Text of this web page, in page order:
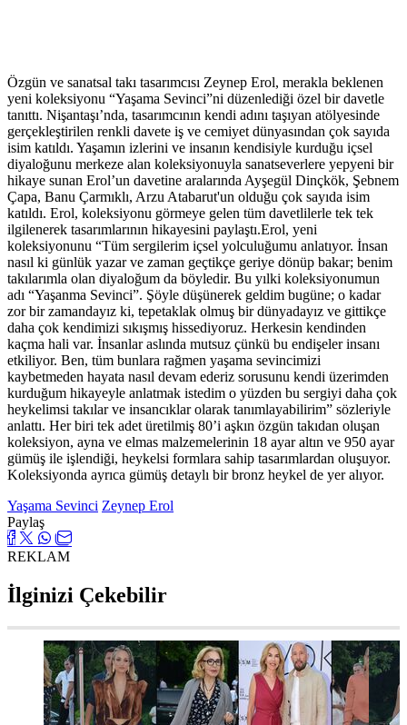
Özgün ve sanatsal takı tasarımcısı Zeynep Erol, merakla beklenen
yeni koleksiyonu “Yaşama Sevinci”ni düzenlediği özel bir davetle
tanıttı. Nişantaşı’nda, tasarımcının kendi adını taşıyan atölyesinde
gerçekleştirilen renkli davete iş ve cemiyet dünyasından çok sayıda
isim katıldı. Yaşamın izlerini ve insanın kendisiyle kurduğu içsel
diyaloğunu merkeze alan koleksiyonuyla sanatseverlere yepyeni bir
hikaye sunan Erol’un davetine aralarında Ayşegül Dinçkök, Şebnem
Çapa, Banu Çarmıklı, Arzu Atabarut'un olduğu çok sayıda isim
katıldı. Erol, koleksiyonu görmeye gelen tüm davetlilerle tek tek
ilgilenerek tasarımlarının hikayesini paylaştı.Erol, yeni
koleksiyonunu “Tüm sergilerim içsel yolculuğumu anlatıyor. İnsan
nasıl ki günlük yazar ve zaman geçtikçe geriye dönüp bakar; benim
takılarımla olan diyaloğum da böyledir. Bu yılki koleksiyonumun
adı “Yaşanma Sevinci”. Şöyle düşünerek geldim bugüne; o kadar
zor bir zamandayız ki, tepetaklak olmuş bir dünyadayız ve gittikçe
daha çok kendimizi sıkışmış hissediyoruz. Herkesin kendinden
kaçma hali var. İnsanlar aslında mutsuz çünkü bu endişeler insanı
etkiliyor. Ben, tüm bunlara rağmen yaşama sevincimizi
kaybetmeden hayata nasıl devam ederiz sorusunu kendi üzerimden
kurduğum hikayeyle anlatmak istedim o yüzden bu sergiyi daha çok
heykelimsi takılar ve insancıklar olarak tanımlayabilirim” sözleriyle
anlattı. Her biri tek adet üretilmiş 80’i aşkın özgün takıdan oluşan
koleksiyon, ayna ve elmas malzemelerinin 18 ayar altın ve 950 ayar
gümüş ile işlendiği, heykelsi formlara sahip tasarımlardan oluşuyor.
Koleksiyonda ayrıca gümüş detaylı bir bronz heykel de yer alıyor.
Yaşama Sevinci Zeynep Erol
Paylaş
REKLAM
İlginizi Çekebilir